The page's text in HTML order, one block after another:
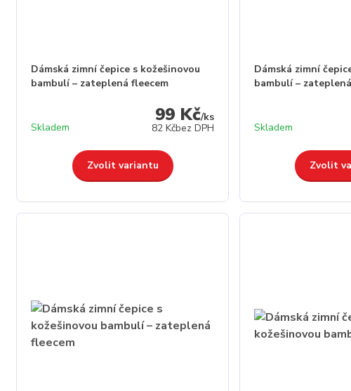
Dámská zimní čepice s kožešinovou
bambulí – zateplená fleecem
99 Kč/ks
82 Kčbez DPH
Skladem
Zvolit variantu
Dámská zimní
bambulí –
Skladem
Zvolit